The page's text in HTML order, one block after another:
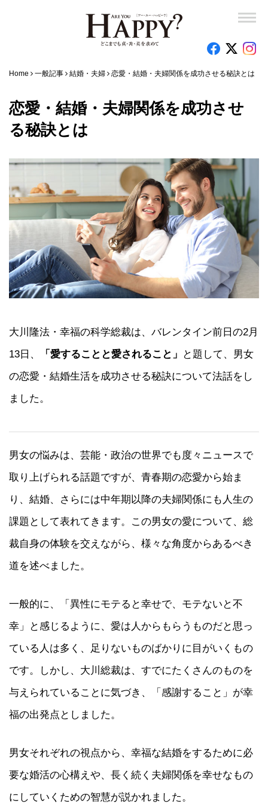
Home 一般記事 結婚・夫婦 恋愛・結婚・夫婦関係を成功させる秘訣とは
恋愛・結婚・夫婦関係を成功させ
る秘訣とは
大川隆法・幸福の科学総裁は、バレンタイン前日の2月
13日、
「愛することと愛されること」 と題して、男女
の恋愛・結婚生活を成功させる秘訣について法話をし
ました。
男女の悩みは、芸能・政治の世界でも度々ニュースで
取り上げられる話題ですが、青春期の恋愛から始ま
り、結婚、さらには中年期以降の夫婦関係にも人生の
課題として表れてきます。この男女の愛について、総
裁自身の体験を交えながら、様々な角度からあるべき
道を述べました。
一般的に、「異性にモテると幸せで、モテないと不
幸」と感じるように、愛は人からもらうものだと思っ
ている人は多く、足りないものばかりに目がいくもの
です。しかし、大川総裁は、すでにたくさんのものを
与えられていることに気づき、「感謝すること」が幸
福の出発点としました。
男女それぞれの視点から、幸福な結婚をするために必
要な婚活の心構えや、長く続く夫婦関係を幸せなもの
にしていくための智慧が説かれました。